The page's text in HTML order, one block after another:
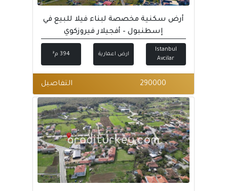
أرض سكنية مخصصة لبناء فيلا للبيع في
إسطنبول – أفجيلار فيروزكوي
Istanbul
Avcilar
ارض اعمارية 394 م²
290000 التفاصيل